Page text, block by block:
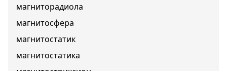
магниторадиола
магнитосфера
магнитостатик
магнитостатика